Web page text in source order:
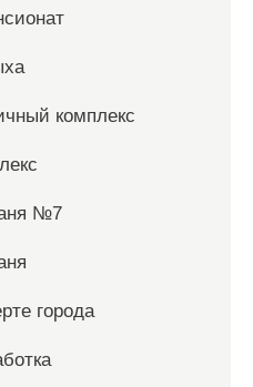
комплекс
№7
города